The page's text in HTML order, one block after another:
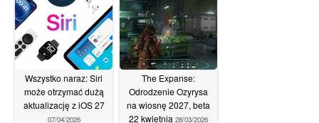
Wszystko naraz: Siri
może otrzymać dużą
aktualizację z iOS 27
07/04/2026
The Expanse:
Odrodzenie Ozyrysa
na wiosnę 2027, beta
22 kwietnia 28/03/2026